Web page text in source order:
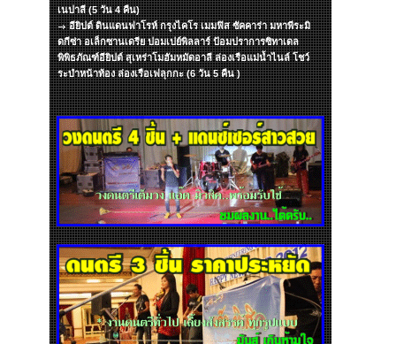
เนปาลี (5 วัน 4 คืน)
อียิปต์ ดินแดนฟาโรห์ กรุงไคโร เมมฟิส ซัคคาร่า มหาพีระมิ
ดกีซ่า อเล็กซานเดรีย ปอมเปย์พิลลาร์ ป้อมปราการซิทาเดล
พิพิธภัณฑ์อียิปต์ สุเหร่าโมฮัมหมัดอาลี ล่องเรือแม่น้ำไนล์ โชว์
ระบำหน้าท้อง ล่องเรือเฟลุกกะ (6 วัน 5 คืน )